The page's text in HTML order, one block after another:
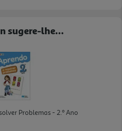
sugere-lhe...
Problemas - 2.º Ano